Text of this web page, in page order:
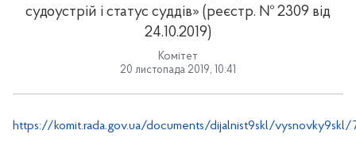
судоустрій і статус суддів» (реєстр. № 2309 від
24.10.2019)
Комітет
20 листопада 2019, 10:41
https://komit.rada.gov.ua/documents/dijalnist9skl/vysnovky9skl/